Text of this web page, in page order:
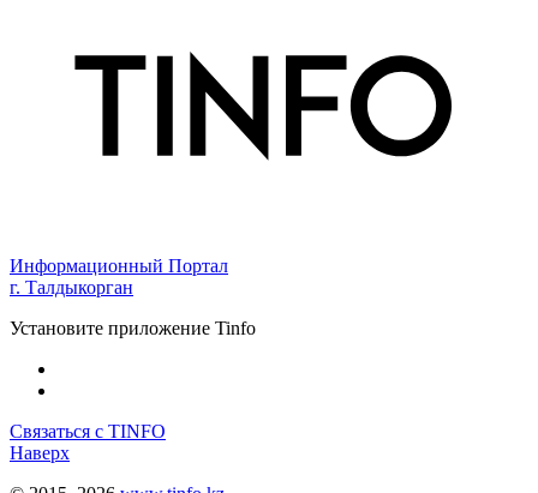
Информационный Портал
г. Талдыкорган
Установите приложение Tinfo
Связаться с TINFO
Наверх